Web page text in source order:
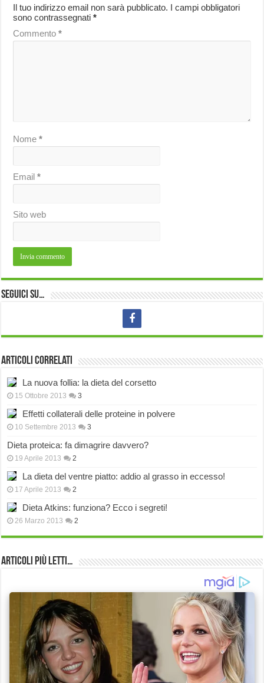
Il tuo indirizzo email non sarà pubblicato. I campi obbligatori
sono contrassegnati*
Commento*
Nome*
Email*
Sito web
Seguici su…
Articoli correlati
La nuova follia: la dieta del corsetto
15 Ottobre 2013 3
Effetti collaterali delle proteine in polvere
10 Settembre 2013 3
Dieta proteica: fa dimagrire davvero?
19 Aprile 2013 2
La dieta del ventre piatto: addio al grasso in eccesso!
17 Aprile 2013 2
Dieta Atkins: funziona? Ecco i segreti!
26 Marzo 2013 2
Articoli più Letti…